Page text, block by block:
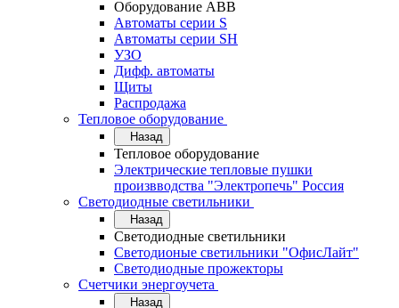
Оборудование АВВ
Автоматы серии S
Автоматы серии SH
УЗО
Дифф. автоматы
Щиты
Распродажа
Тепловое оборудование
Назад
Тепловое оборудование
Электрические тепловые пушки
произвводства "Электропечь" Россия
Светодиодные светильники
Назад
Светодиодные светильники
Светодионые светильники "ОфисЛайт"
Светодиодные прожекторы
Счетчики энергоучета
Назад